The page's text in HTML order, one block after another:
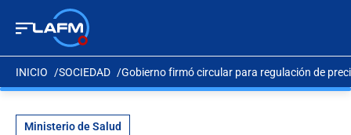
INICIO SOCIEDAD Gobierno firmó circular para regulación de
Ministerio de Salud